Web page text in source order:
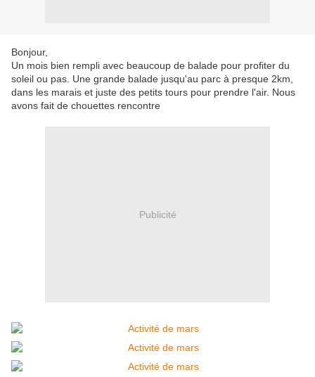
Bonjour,
Un mois bien rempli avec beaucoup de balade pour profiter du
soleil ou pas. Une grande balade jusqu'au parc à presque 2km,
dans les marais et juste des petits tours pour prendre l'air. Nous
avons fait de chouettes rencontre
Publicité